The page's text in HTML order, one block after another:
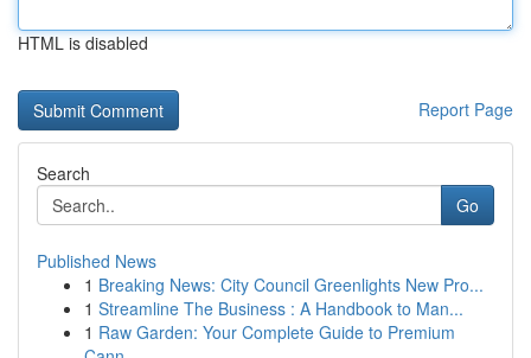
HTML is disabled
Report Page
Search
Go
Published News
1 Breaking News: City Council Greenlights New Pro...
1 Streamline The Business : A Handbook to Man...
1 Raw Garden: Your Complete Guide to Premium